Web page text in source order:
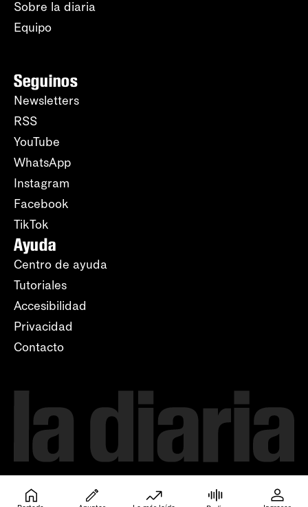
Sobre la diaria
Equipo
Seguinos
Newsletters
RSS
YouTube
WhatsApp
Instagram
Facebook
TikTok
Ayuda
Centro de ayuda
Tutoriales
Accesibilidad
Privacidad
Contacto